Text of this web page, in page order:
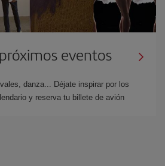
eventos
danza... Déjate inspirar por los
y reserva tu billete de avión